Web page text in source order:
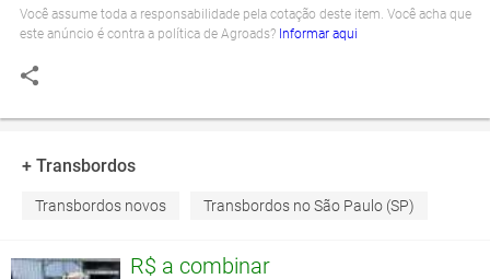
Você assume toda a responsabilidade pela cotação deste item. Você acha que
este anúncio é contra a política de Agroads? Informar aqui
+ Transbordos
Transbordos novos Transbordos no São Paulo (SP)
R$ a combinar